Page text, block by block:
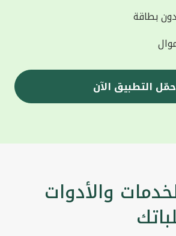
بطاقة
حمّل التطبيق الآن
والأدوات